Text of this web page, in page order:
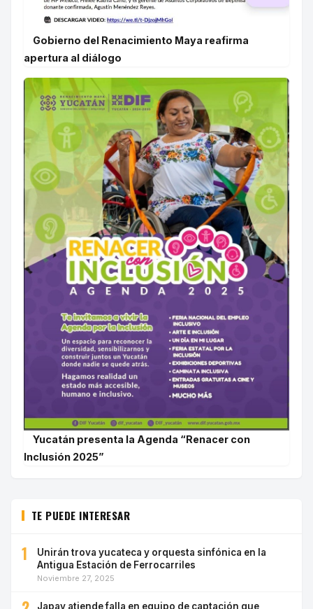
Gobierno del Renacimiento Maya reafirma
apertura al diálogo
Yucatán presenta la Agenda “Renacer con
Inclusión 2025”
TE PUEDE INTERESAR
1
Unirán trova yucateca y orquesta sinfónica en la
Antigua Estación de Ferrocarriles
Noviembre 27, 2025
Japay atiende falla en equipo de captación que